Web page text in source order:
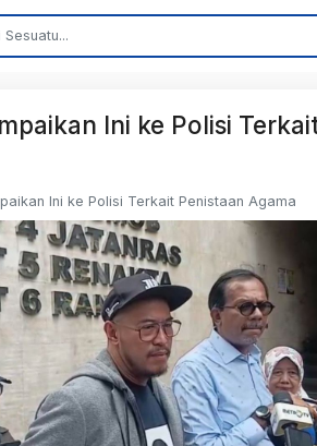
Ini ke Polisi
Ini ke Polisi Terkait Penistaan Agama